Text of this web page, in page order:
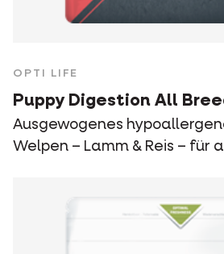
OPTI LIFE
Puppy Digestion All
Ausgewogenes
Welpen – Lamm & Reis – für